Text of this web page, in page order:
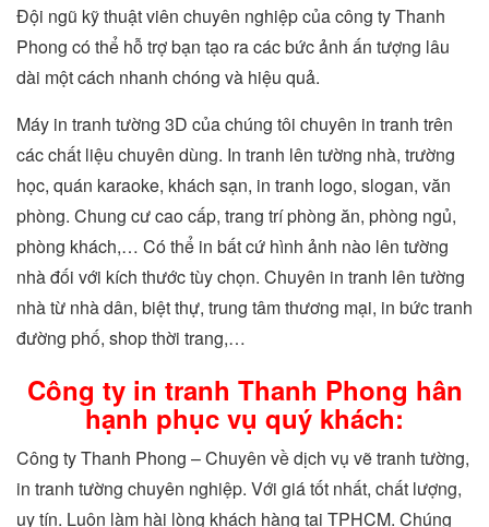
Đội ngũ kỹ thuật viên chuyên nghiệp của công ty Thanh
Phong có thể hỗ trợ bạn tạo ra các bức ảnh ấn tượng lâu
dài một cách nhanh chóng và hiệu quả.
Máy in tranh tường 3D của chúng tôi chuyên in tranh trên
các chất liệu chuyên dùng. In tranh lên tường nhà, trường
học, quán karaoke, khách sạn, in tranh logo, slogan, văn
phòng. Chung cư cao cấp, trang trí phòng ăn, phòng ngủ,
phòng khách,… Có thể in bất cứ hình ảnh nào lên tường
nhà đối với kích thước tùy chọn. Chuyên in tranh lên tường
nhà từ nhà dân, biệt thự, trung tâm thương mại, in bức tranh
đường phố, shop thời trang,…
Công ty in tranh Thanh Phong hân
hạnh phục vụ quý khách:
Công ty Thanh Phong – Chuyên về dịch vụ vẽ tranh tường,
in tranh tường chuyên nghiệp. Với giá tốt nhất, chất lượng,
uy tín. Luôn làm hài lòng khách hàng tại TPHCM. Chúng